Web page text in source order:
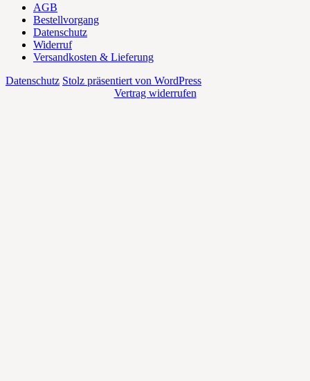
AGB
Bestellvorgang
Datenschutz
Widerruf
Versandkosten & Lieferung
Datenschutz Stolz präsentiert von WordPress
Vertrag widerrufen